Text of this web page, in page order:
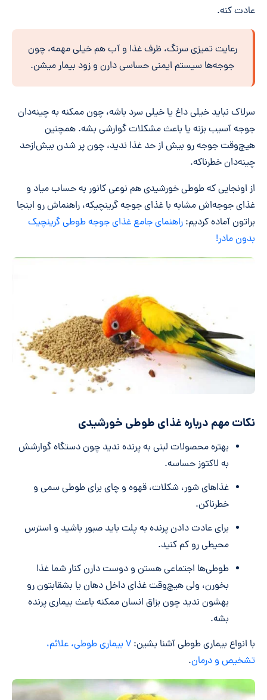
عادت کنه.
رعایت تمیزی سرنگ، ظرف غذا و آب هم خیلی مهمه، چون
جوجه‌ها سیستم ایمنی حساسی دارن و زود بیمار میشن.
سرلاک نباید خیلی داغ یا خیلی سرد باشه، چون ممکنه به چینه‌دان
جوجه آسیب بزنه یا باعث مشکلات گوارشی بشه. همچنین
هیچ‌وقت جوجه رو بیش از حد غذا ندید، چون پر شدن بیش‌ازحد
چینه‌دان خطرناکه.
از اونجایی که طوطی خورشیدی هم نوعی کانور به حساب میاد و
غذای جوجه‌اش مشابه با غذای جوجه گرینچیکه، راهنماش رو اینجا
براتون آماده کردیم: راهنمای جامع غذای جوجه طوطی گرینچیک
بدون مادر!
نکات مهم درباره غذای طوطی خورشیدی
بهتره محصولات لبنی به پرنده ندید چون دستگاه گوارشش
به لاکتوز حساسه.
غذاهای شور، شکلات، قهوه و چای برای طوطی سمی و
خطرناکن.
برای عادت دادن پرنده به پلت باید صبور باشید و استرس
محیطی رو کم کنید.
طوطی‌ها اجتماعی هستن و دوست دارن کنار شما غذا
بخورن، ولی هیچ‌وقت غذای داخل دهان یا بشقابتون رو
بهشون ندید چون بزاق انسان ممکنه باعث بیماری پرنده
بشه.
با انواع بیماری طوطی آشنا بشین:
۷ بیماری طوطی، علائم،
تشخیص و درمان.